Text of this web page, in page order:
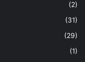
(2)
(31)
(29)
(1)